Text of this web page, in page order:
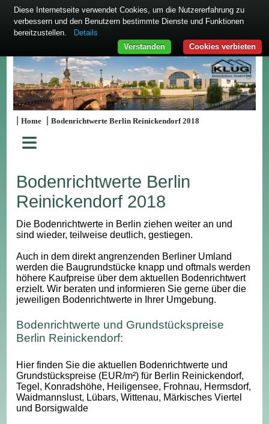
|Home |Bodenrichtwerte Berlin Reinickendorf 2018
≡
Bodenrichtwerte Berlin
Reinickendorf 2018
Die Bodenrichtwerte in Berlin ziehen weiter an und
sind wieder, teilweise deutlich, gestiegen.
Auch in dem direkt angrenzenden Berliner Umland
werden die Baugrundstücke knapp und oftmals werden
höhere Kaufpreise über dem aktuellen Bodenrichtwert
erzielt. Wir beraten und informieren Sie gerne über die
jeweiligen Bodenrichtwerte in Ihrer Umgebung.
Bodenrichtwerte und Grundstückspreise
Berlin Reinickendorf:
Hier finden Sie die aktuellen Bodenrichtwerte und
Grundstückspreise (EUR/m²) für Berlin Reinickendorf,
Tegel, Konradshöhe, Heiligensee, Frohnau, Hermsdorf,
Waidmannslust, Lübars, Wittenau, Märkisches Viertel
und Borsigwalde
Diese Internetseite verwendet Cookies, um die Nutzererfahrung zu
verbessern und den Benutzern bestimmte Dienste und Funktionen
bereitzustellen.
Details
Cookies verbieten
Verstanden